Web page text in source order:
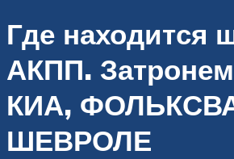
Где находится
АКПП.
КИА,
ШЕВРОЛЕ